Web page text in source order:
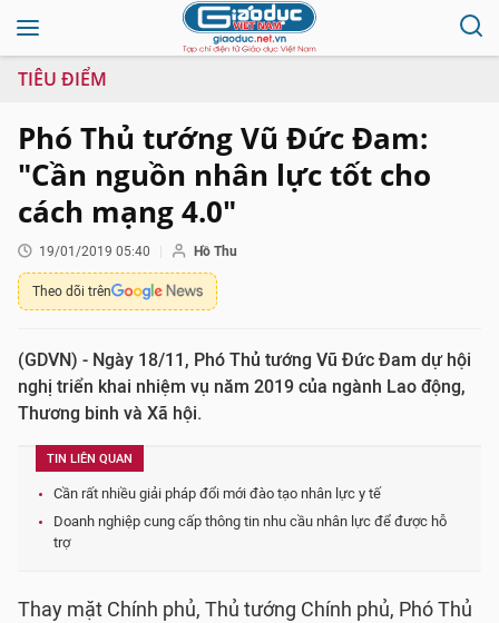
TIÊU ĐIỂM
Phó Thủ tướng Vũ Đức Đam:
"Cần nguồn nhân lực tốt cho
cách mạng 4.0"
19/01/2019 05:40 Hồ Thu
Theo dõi trên
(GDVN) - Ngày 18/11, Phó Thủ tướng Vũ Đức Đam dự hội
nghị triển khai nhiệm vụ năm 2019 của ngành Lao động,
Thương binh và Xã hội.
TIN LIÊN QUAN
Cần rất nhiều giải pháp đổi mới đào tạo nhân lực y tế
Doanh nghiệp cung cấp thông tin nhu cầu nhân lực để được hỗ
trợ
Thay mặt Chính phủ, Thủ tướng Chính phủ, Phó Thủ